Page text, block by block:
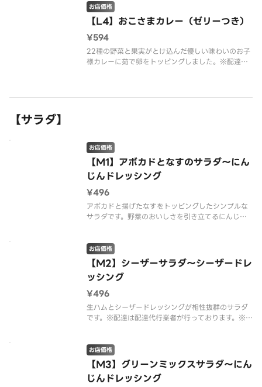
みました。※配達は配達代行業者が行っておりま
す。※商品の栄養成分・アレルゲン
【L4】おこさまカレー（ゼリーつき）
お店価格
¥594
22種の野菜と果実がとけ込んだ優しい味わいのお子
様カレーに茹で卵をトッピングしました。※配達は
【サラダ】
【M1】アボカドとなすのサラダ～にん
じんドレッシング
お店価格
¥496
アボカドと揚げたなすをトッピングしたシンプルな
サラダです。野菜のおいしさを引き立てるにんじん
アレルゲン情報は、デニーズのホームページをご確
認ください。
【M2】シーザーサラダ～シーザードレ
ッシング
お店価格
¥496
生ハムとシーザードレッシングが相性抜群のサラダ
です。※配達は配達代行業者が行っております。※商
【M3】グリーンミックスサラダ～にん
じんドレッシング
お店価格